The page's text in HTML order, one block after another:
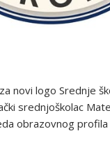
novi logo Srednje
srednjoškolac
obrazovnog